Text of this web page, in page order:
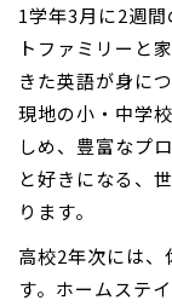
1学年3月に2週
トファミリーと
きた英語が身に
現地の小・中学
しめ、豊富なプ
と好きになる、
ります。
高校2年次には、
す。ホームステ